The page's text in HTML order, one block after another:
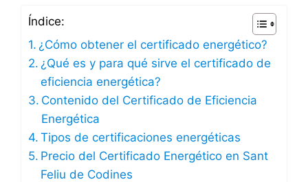
Índice:
¿Cómo obtener el certificado energético?
¿Qué es y para qué sirve el certificado de
eficiencia energética?
Contenido del Certificado de Eficiencia
Energética
Tipos de certificaciones energéticas
Precio del Certificado Energético en Sant
Feliu de Codines